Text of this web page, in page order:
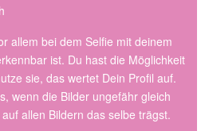
allem bei dem Selfie mit deinem
ist. Du hast die Möglichkeit
sie, das wertet Dein Profil auf.
wenn die Bilder ungefähr gleich
allen Bildern das selbe trägst.